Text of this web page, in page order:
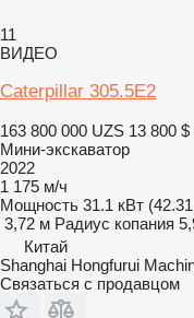
11
ВИДЕО
Caterpillar 305.5E2
163 800 000 UZS 13 800 $
Мини-экскаватор
2022
1 175 м/ч
Мощность 31.1 кВт
3,72 м Радиус копания
Китай
Shanghai Hongfurui
Связаться с продавцом